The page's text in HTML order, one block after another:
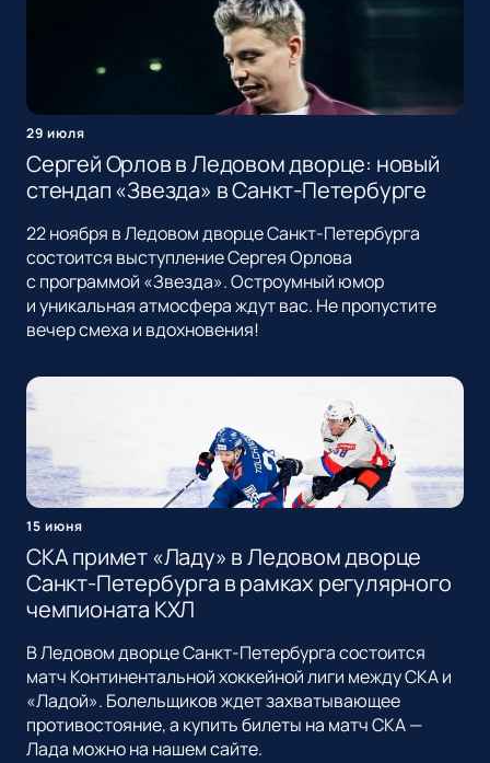
29 июля
Сергей Орлов в Ледовом дворце: новый
стендап «Звезда» в Санкт-Петербурге
22 ноября в Ледовом дворце Санкт-Петербурга
состоится выступление Сергея Орлова
с программой «Звезда». Остроумный юмор
и уникальная атмосфера ждут вас. Не пропустите
вечер смеха и вдохновения!
15 июня
СКА примет «Ладу» в Ледовом дворце
Санкт-Петербурга в рамках регулярного
чемпионата КХЛ
В Ледовом дворце Санкт-Петербурга состоится
матч Континентальной хоккейной лиги между СКА и
«Ладой». Болельщиков ждет захватывающее
противостояние, а купить билеты на матч СКА —
Лада можно на нашем сайте.